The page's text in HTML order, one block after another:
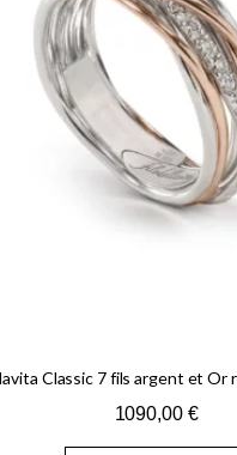
Classic 7 fils argent et Or
1090,00 €